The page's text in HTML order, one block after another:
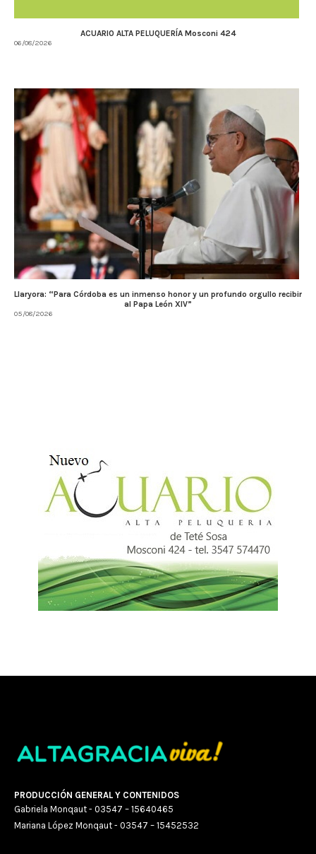
ACUARIO ALTA PELUQUERÍA Mosconi 424
06/08/2026
Llaryora: “Para Córdoba es un inmenso honor y un profundo orgullo recibir
al Papa León XIV”
05/08/2026
PRODUCCIÓN GENERAL Y CONTENIDOS
Gabriela Monqaut - 03547 – 15640465
Mariana López Monqaut - 03547 – 15452532